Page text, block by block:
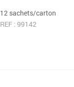
12 sachets/carton
REF : 99142